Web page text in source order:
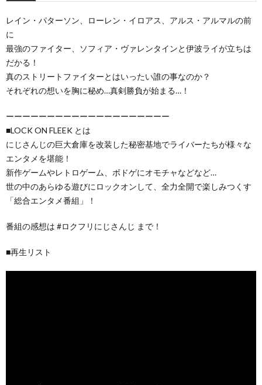
レイン・パターソン、ローレン・イロアス、アルス・アルマルの前
に
最強のファイター、ソフィア・ヴァレンタインと伊波ライが立ちは
だかる！
真のストリートファイターとはいったい誰の事なのか？
それぞれの想いを胸に秘め…真剣勝負が始まる…！
ーーーーーーーーーーーーーーーーーーーー
■LOCK ON FLEEK とは
にじさんじの巨大倉庫を改装した秘密基地でライバーたちが様々な
エンタメを堪能！
新作ゲームやレトロゲーム、ボドゲにオモチャなどなど…
世の中のあらゆる遊びにロックオンして、全力全開で楽しみつくす
「総合エンタメ番組」！
番組の感想は #ロクフリにじさんじ まで！
■再生リスト